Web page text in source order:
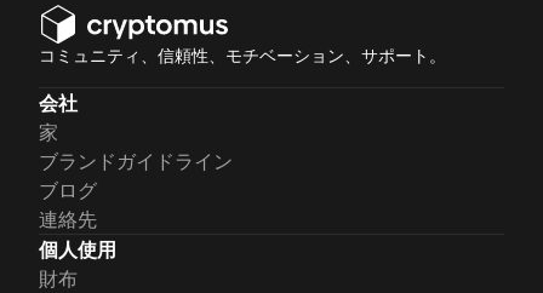
コミュニティ、信頼性、モチベーション、サポート。
会社
家
ブランドガイドライン
ブログ
連絡先
個人使用
財布